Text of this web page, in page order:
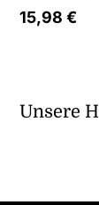
15,98€
Unsere